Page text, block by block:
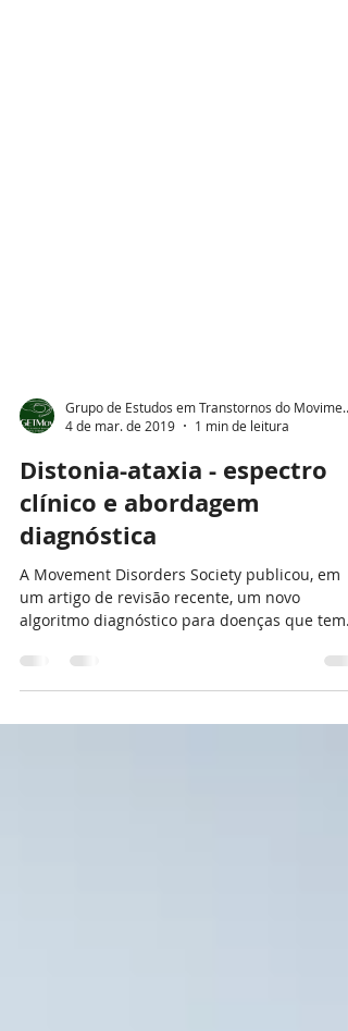
4 de mar. de 2019
1 min de leitura
Distonia-ataxia - espectro
clínico e abordagem
diagnóstica
A Movement Disorders Society publicou, em
algoritmo diagnóstico para doenças que tem
como...